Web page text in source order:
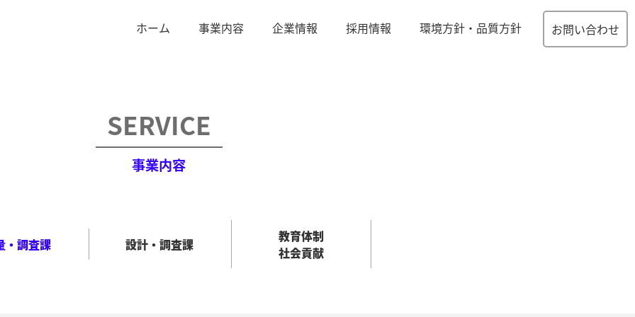
ホーム 事業内容 企業情報 採用情報 環境方針・品質方針 お問い合わせ
SERVICE
事業内容
・調査課 設計・調査課
教育体制
社会貢献